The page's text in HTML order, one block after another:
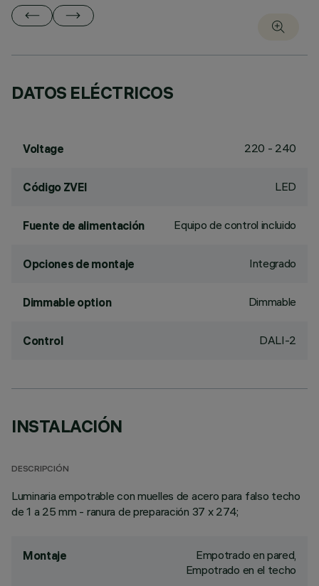
DATOS ELÉCTRICOS
Voltage 220 - 240
Código ZVEI LED
Fuente de alimentación Equipo de control incluido
Opciones de montaje Integrado
Dimmable option Dimmable
Control DALI-2
INSTALACIÓN
DESCRIPCIÓN
Luminaria empotrable con muelles de acero para falso techo
de 1 a 25 mm - ranura de preparación 37 x 274;
Montaje
Empotrado en pared,
Empotrado en el techo